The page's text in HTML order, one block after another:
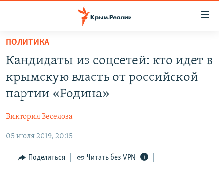
Вернуться
основному
содержанию
Вернутся
главной
навигации
Вернутся
поиску
СПЕЦПРОЕКТЫ
11 ЛЕТ ОККУПАЦИИ КРЫМА. 11 ИСТОРИЙ СОПРОТИВЛЕНИЯ
ВОДА
ЕЩЕ
ИНТЕРАКТИВ
ИНФОГРАФИКА
РАДІО СВОБОДА
КАК ОБОЙТИ БЛОКИРОВКУ
ПОЛИТИКА
Кандидаты из соцсетей: кто идет в
крымскую власть от российской
партии «Родина»
Виктория Веселова
05 июля 2019, 20:15
Поделиться Читать без VPN